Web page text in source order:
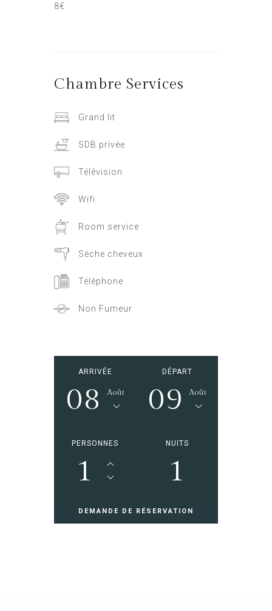
8€
Chambre Services
Grand lit
SDB privée
Télévision
Wifi
Room service
Sèche cheveux
Téléphone
Non Fumeur
ARRIVÉE
08 Août
DÉPART
09 Août
PERSONNES
1
NUITS
1